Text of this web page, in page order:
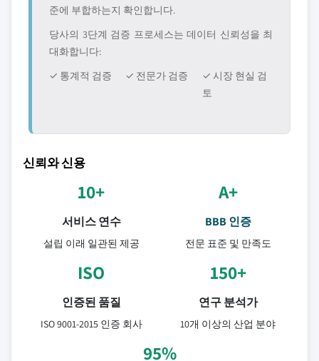
준에 부합하는지 확인합니다.
당사의 3단계 검증 프로세스는 데이터 신뢰성을 최
대화합니다:
✓ 통계적 검증
✓ 전문가 검증
✓ 시장 현실 검
토
신뢰와 신용
10+
서비스 연수
설립 이래 일관된 제공
A+
BBB 인증
전문 표준 및 만족도
ISO
인증된 품질
ISO 9001-2015 인증 회사
150+
연구 분석가
10개 이상의 산업 분야
95%